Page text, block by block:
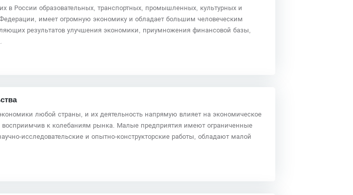
в России образовательных, транспортных, промышленных, культурных и
имеет огромную экономику и обладает большим человеческим
результатов улучшения экономики, приумножения финансовой базы,
любой страны, и их деятельность напрямую влияет на экономическое
восприимчив к колебаниям рынка. Малые предприятия имеют ограниченные
исследовательские и опытно-конструкторские работы, обладают малой